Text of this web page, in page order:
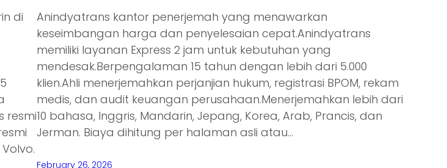
di
resmi
Anindyatrans kantor penerjemah yang menawarkan
keseimbangan harga dan penyelesaian cepat.Anindyatrans
memiliki layanan Express 2 jam untuk kebutuhan yang
mendesak.Berpengalaman 15 tahun dengan lebih dari 5.000
klien.Ahli menerjemahkan perjanjian hukum, registrasi BPOM, rekam
medis, dan audit keuangan perusahaan.Menerjemahkan lebih dari
10 bahasa, Inggris, Mandarin, Jepang, Korea, Arab, Prancis, dan
Jerman. Biaya dihitung per halaman asli atau…
February 26, 2026